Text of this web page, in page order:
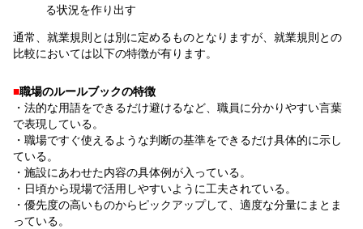
る状況を作り出す
通常、就業規則とは別に定めるものとなりますが、就業規則との
比較においては以下の特徴が有ります。
■職場のルールブックの特徴
・法的な用語をできるだけ避けるなど、職員に分かりやすい言葉
で表現している。
・職場ですぐ使えるような判断の基準をできるだけ具体的に示し
ている。
・施設にあわせた内容の具体例が入っている。
・日頃から現場で活用しやすいように工夫されている。
・優先度の高いものからピックアップして、適度な分量にまとま
っている。